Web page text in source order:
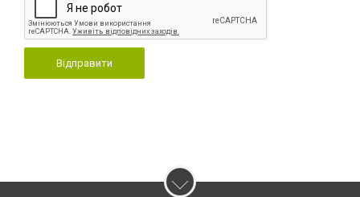
Відправити